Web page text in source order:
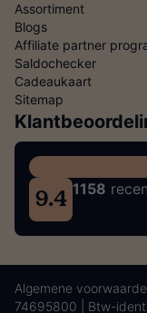
Assortiment
Blogs
Affiliate partner
Saldochecker
Cadeaukaart
Sitemap
9.4 1158
Algemene
74695800 | Btw-